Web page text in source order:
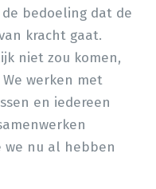
bedoeling dat de
kracht gaat.
niet zou komen,
werken met
en iedereen
we nu al hebben